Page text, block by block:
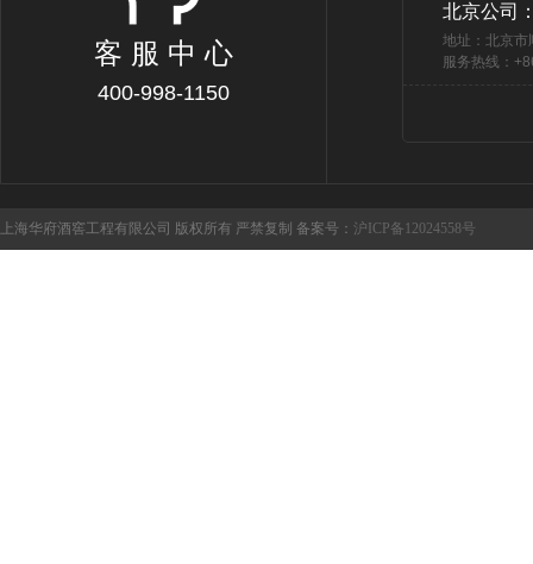
客 服 中 心
400-998-1150
北京公司
地址：北京市
服务热线：
上海华府酒窖工程有限公司 版权所有 严禁复制 备案号： 沪ICP备12024558号